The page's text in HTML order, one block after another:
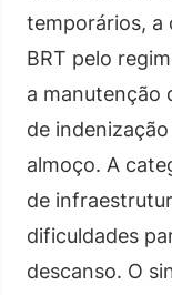
temporários, a
BRT pelo
a manutenção
de
almoço. A
de
dificuldades
descanso. O